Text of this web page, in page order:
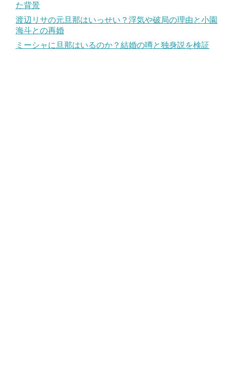
た背景
渡辺リサの元旦那はいっせい？浮気や破局の理由と小園
海斗との再婚
ミーシャに旦那はいるのか？結婚の噂と独身説を検証